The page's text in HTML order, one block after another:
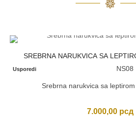
SREBRNA NARUKVICA SA
Usporedi NS08
Srebrna narukvica sa leptirom
7.000,00 рсд